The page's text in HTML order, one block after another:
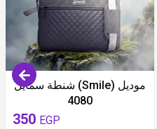
شنطة سمايل (Smile) موديل
4080
350 EGP